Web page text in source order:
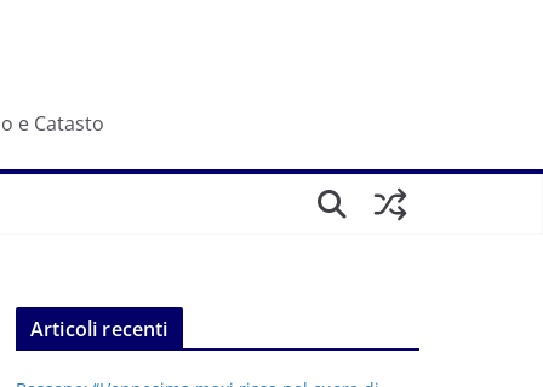
e Catasto
Articoli recenti